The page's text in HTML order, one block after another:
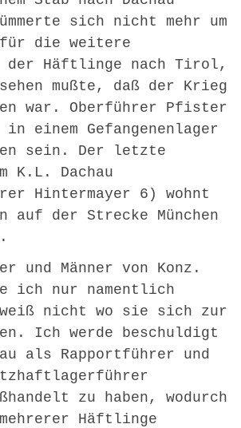
sich nicht mehr um
die weitere
der Häftlinge nach Tirol,
mußte, daß der Krieg
war. Oberführer Pfister
einem Gefangenenlager
sein. Der letzte
K.L. Dachau
Hintermayer 6) wohnt
auf der Strecke München
und Männer von Konz.
ich nur namentlich
weiß nicht wo sie sich zur
Ich werde beschuldigt
als Rapportführer und
zu haben, wodurch
Häftlinge